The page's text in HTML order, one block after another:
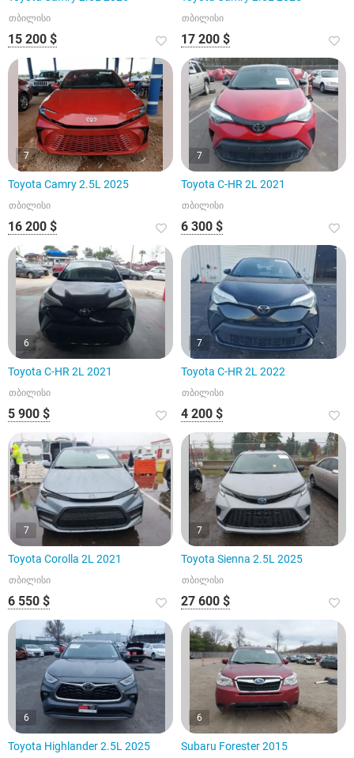
თბილისი
15 200 $
თბილისი
17 200 $
7
Toyota Camry 2.5L 2025
თბილისი
16 200 $
7
Toyota C-HR 2L 2021
თბილისი
6 300 $
6
Toyota C-HR 2L 2021
თბილისი
5 900 $
7
Toyota C-HR 2L 2022
თბილისი
4 200 $
7
Toyota Corolla 2L 2021
თბილისი
6 550 $
7
Toyota Sienna 2.5L 2025
თბილისი
27 600 $
6
Toyota Highlander 2.5L 2025
6
Subaru Forester 2015